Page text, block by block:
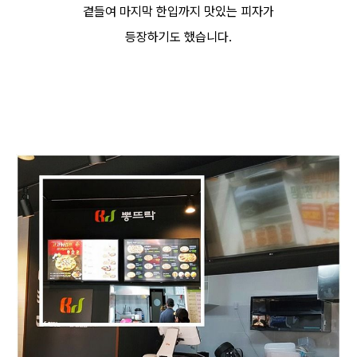
곁들여 마지막 한입까지 맛있는 피자가
등장하기도 했습니다.